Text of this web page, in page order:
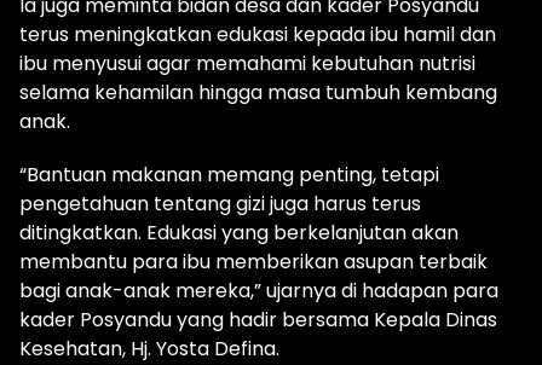
Ia juga meminta bidan desa dan kader Posyandu
terus meningkatkan edukasi kepada ibu hamil dan
ibu menyusui agar memahami kebutuhan nutrisi
selama kehamilan hingga masa tumbuh kembang
anak.
“Bantuan makanan memang penting, tetapi
pengetahuan tentang gizi juga harus terus
ditingkatkan. Edukasi yang berkelanjutan akan
membantu para ibu memberikan asupan terbaik
bagi anak-anak mereka,” ujarnya di hadapan para
kader Posyandu yang hadir bersama Kepala Dinas
Kesehatan, Hj. Yosta Defina.